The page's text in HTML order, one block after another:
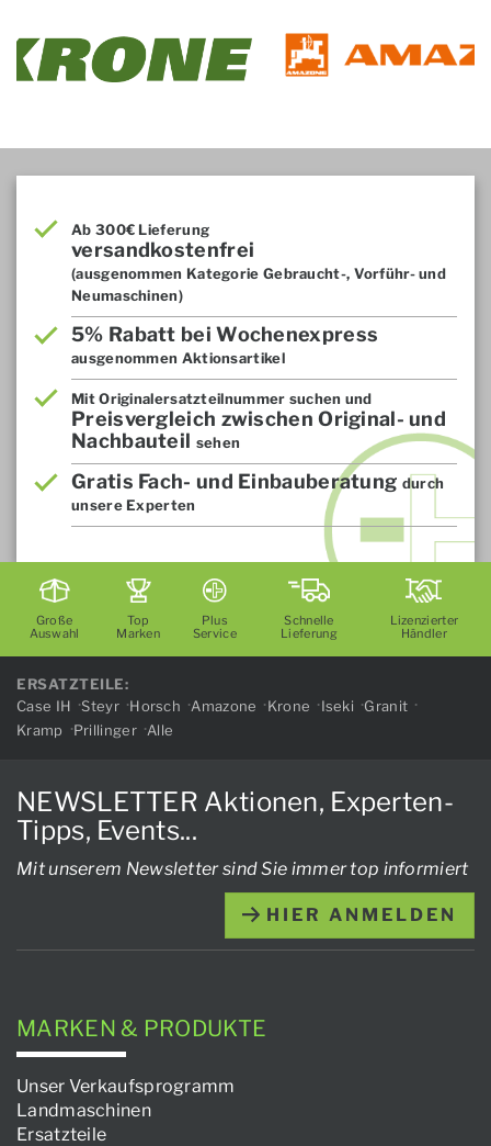
Ab 300€ Lieferung
versandkostenfrei
(ausgenommen Kategorie Gebraucht-, Vorführ- und
Neumaschinen)
5% Rabatt bei Wochenexpress
ausgenommen Aktionsartikel
Mit Originalersatzteilnummer suchen und
Preisvergleich zwischen Original- und
Nachbauteil sehen
Gratis Fach- und Einbauberatung durch
unsere Experten
Große
Auswahl
Top
Marken
Plus
Service
Schnelle
Lieferung
Lizenzierter
Händler
ERSATZTEILE:
Case IH
Steyr Horsch Amazone Krone Iseki
Granit
Kramp
Prillinger Alle
NEWSLETTER Aktionen, Experten-
Tipps, Events...
Mit unserem Newsletter sind Sie immer top informiert
HIER ANMELDEN
MARKEN & PRODUKTE
Unser Verkaufsprogramm
Landmaschinen
Ersatzteile